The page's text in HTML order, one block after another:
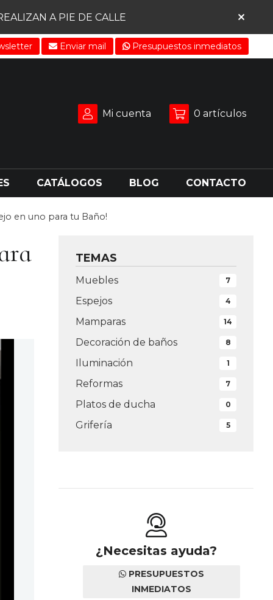
A PIE DE CALLE
Enviar mail Presupuestos inmediatos
Mi cuenta 0 artículos
CATÁLOGOS BLOG CONTACTO
en uno para tu Baño!
TEMAS
Grifería 5
Muebles 7
Espejos 4
Mamparas 14
Decoración de baños 8
Iluminación 1
Reformas 7
Platos de ducha 0
¿Necesitas ayuda?
PRESUPUESTOS
INMEDIATOS